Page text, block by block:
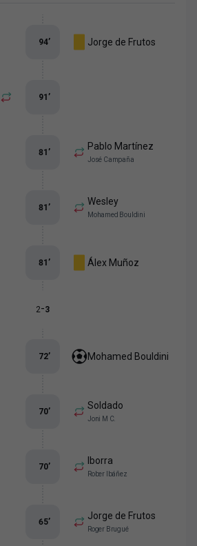
Jorge de Frutos
94’
91’
Pablo Martínez
José Campaña
81’
Wesley
Mohamed Bouldini
81’
Álex Muñoz
81’
2-3
Mohamed Bouldini
72’
Soldado
Joni M C.
70’
Iborra
Rober Ibáñez
70’
Jorge de Frutos
Roger Brugué
65’